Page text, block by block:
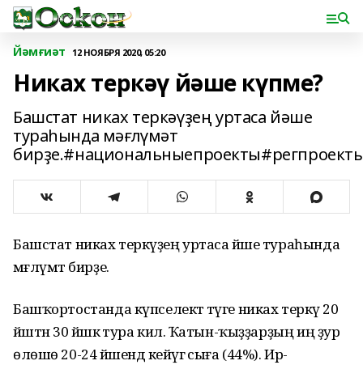
Йәмғиәт 12 НОЯБРЯ 2020, 05:20
Никах теркәү йәше күпме?
Башстат никах теркәүҙең уртаса йәше
тураһында мәғлүмәт
Башстат никах теркәүҙең уртаса йәше тураһында
мәғлүмәт бирҙе.
Башҡортостанда күпселектә тәүге никах теркәү 20
йәштән 30 йәшкә тура килә. Ҡатын-ҡыҙҙарҙың иң ҙур
өлөшө 20-24 йәшендә кейәүгә сыға (44%). Ир-